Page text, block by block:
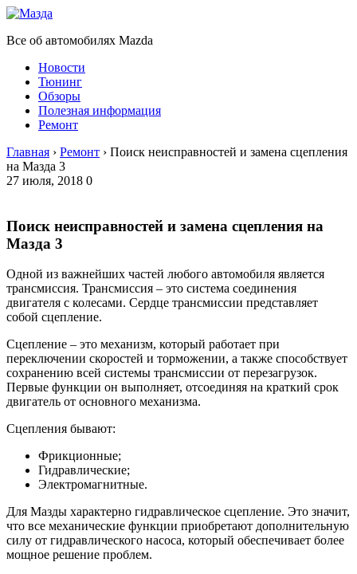
Все об автомобилях Mazda
Новости
Тюнинг
Обзоры
Полезная информация
Ремонт
Главная › Ремонт › Поиск неисправностей и замена сцепления
на Мазда 3
27 июля, 2018 0
Поиск неисправностей и замена сцепления на
Мазда 3
Одной из важнейших частей любого автомобиля является
трансмиссия. Трансмиссия – это система соединения
двигателя с колесами. Сердце трансмиссии представляет
собой сцепление.
Сцепление – это механизм, который работает при
переключении скоростей и торможении, а также способствует
сохранению всей системы трансмиссии от перезагрузок.
Первые функции он выполняет, отсоединяя на краткий срок
двигатель от основного механизма.
Сцепления бывают:
Фрикционные;
Гидравлические;
Электромагнитные.
Для Мазды характерно гидравлическое сцепление. Это значит,
что все механические функции приобретают дополнительную
силу от гидравлического насоса, который обеспечивает более
мощное решение проблем.